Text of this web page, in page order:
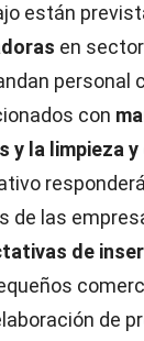
están
en
personal
con
la limpieza
de las
de
de